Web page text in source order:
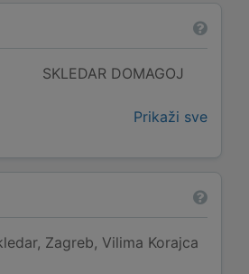
SKLEDAR DOMAGOJ
Prikaži sve
Zagreb, Vilima Korajca